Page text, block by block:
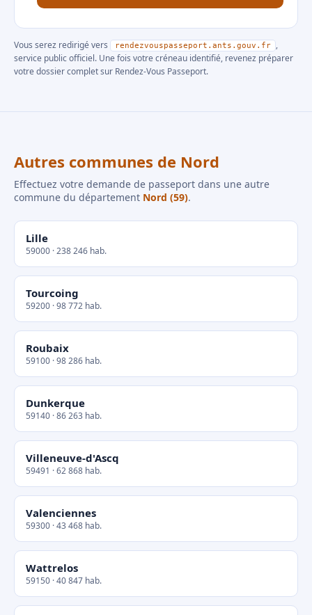
Vous serez redirigé vers rendezvouspasseport.ants.gouv.fr
,
service public officiel. Une fois votre créneau identifié, revenez préparer
votre dossier complet sur Rendez-Vous Passeport.
Autres communes de Nord
Effectuez votre demande de passeport dans une autre
commune du département Nord (59).
Lille
59000 · 238 246 hab.
Tourcoing
59200 · 98 772 hab.
Roubaix
59100 · 98 286 hab.
Dunkerque
59140 · 86 263 hab.
Villeneuve-d'Ascq
59491 · 62 868 hab.
Valenciennes
59300 · 43 468 hab.
Wattrelos
59150 · 40 847 hab.